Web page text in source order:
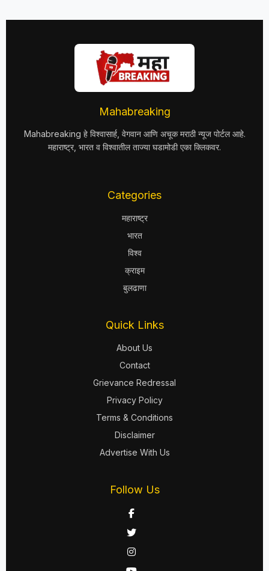
Mahabreaking
Mahabreaking हे विश्वासार्ह, वेगवान आणि अचूक मराठी न्यूज पोर्टल आहे.
महाराष्ट्र, भारत व विश्वातील ताज्या घडामोडी एका क्लिकवर.
Categories
महाराष्ट्र
भारत
विश्व
क्राइम
बुलढाणा
Quick Links
About Us
Contact
Grievance Redressal
Privacy Policy
Terms & Conditions
Disclaimer
Advertise With Us
Follow Us